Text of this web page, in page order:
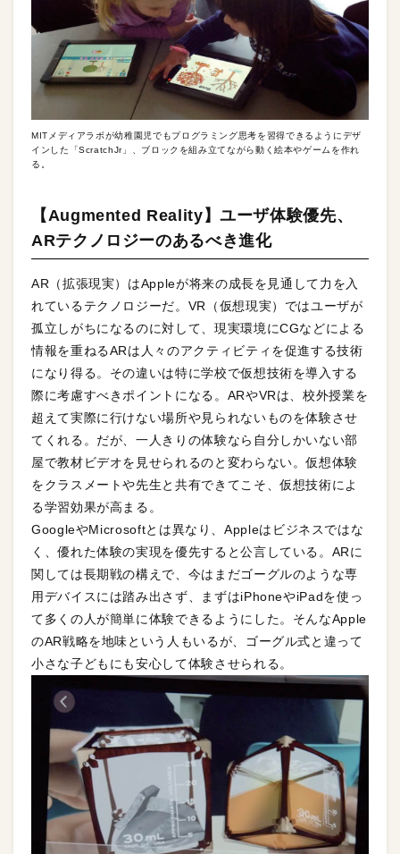
MITメディアラボが幼稚園児でもプログラミング思考を習得できるようにデザ
インした「ScratchJr」、ブロックを組み立てながら動く絵本やゲームを作れ
る。
【Augmented Reality】ユーザ体験優先、
ARテクノロジーのあるべき進化
AR（拡張現実）はAppleが将来の成長を見通して力を入
れているテクノロジーだ。VR（仮想現実）ではユーザが
孤立しがちになるのに対して、現実環境にCGなどによる
情報を重ねるARは人々のアクティビティを促進する技術
になり得る。その違いは特に学校で仮想技術を導入する
際に考慮すべきポイントになる。ARやVRは、校外授業を
超えて実際に行けない場所や見られないものを体験させ
てくれる。だが、一人きりの体験なら自分しかいない部
屋で教材ビデオを見せられるのと変わらない。仮想体験
をクラスメートや先生と共有できてこそ、仮想技術によ
る学習効果が高まる。
GoogleやMicrosoftとは異なり、Appleはビジネスではな
く、優れた体験の実現を優先すると公言している。ARに
関しては長期戦の構えで、今はまだゴーグルのような専
用デバイスには踏み出さず、まずはiPhoneやiPadを使っ
て多くの人が簡単に体験できるようにした。そんなApple
のAR戦略を地味という人もいるが、ゴーグル式と違って
小さな子どもにも安心して体験させられる。